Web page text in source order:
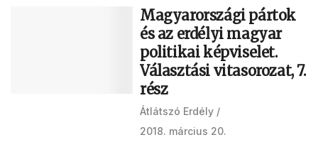
Magyarországi pártok
és az erdélyi magyar
politikai képviselet.
Választási vitasorozat, 7.
rész
Átlátszó Erdély
2018. március 20.